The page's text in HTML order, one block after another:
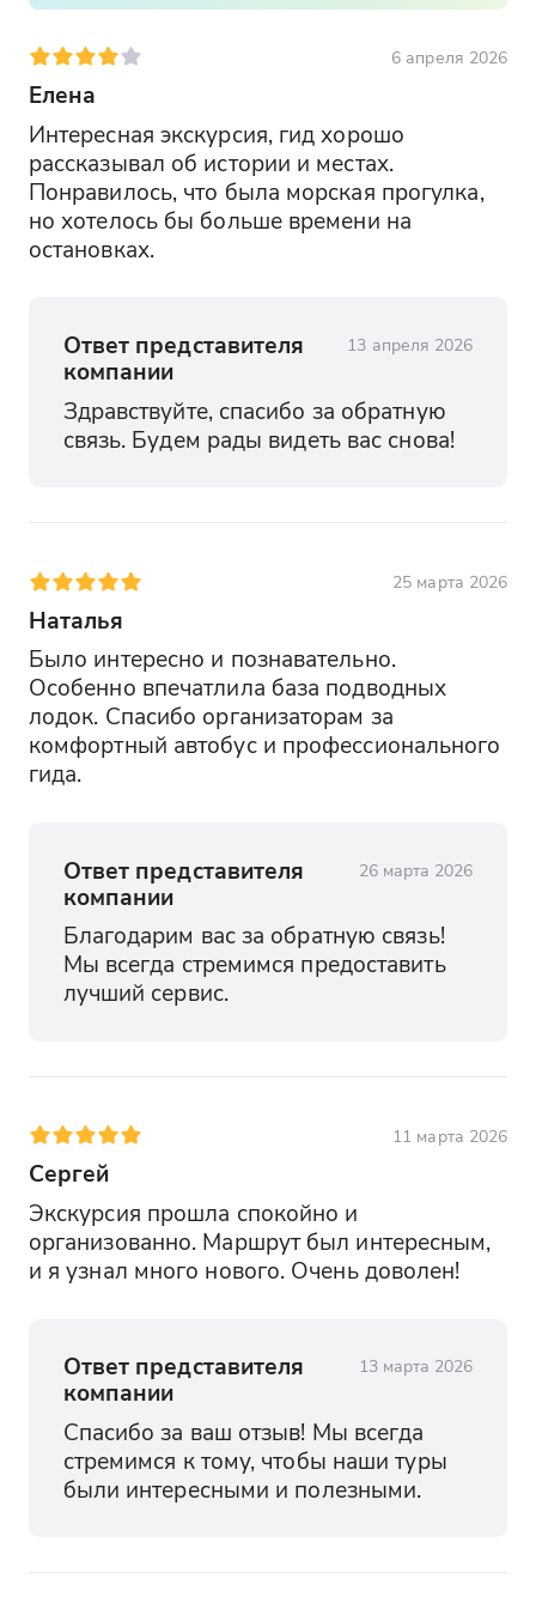
маленького курортного городка и
насладиться прекрасными видами
Музейный комплекс "Балаклава"
(бывшая база подлодок)
Вы посетите уникальный Музейный
подводных лодок. Здесь вы сможете
пройти по подземным тоннелям, узнать
множество интересных фактов из
истории Холодной войны и увидеть
любопытные экспонаты военной
Морская прогулка с купанием
Во время морской прогулки по
Балаклавской бухте с выходом в
открытое море вы увидите ее
уникальную форму с воды и
окружающие живописные скалы. У вас
будет возможность освежиться и
искупаться в чистой воде открытого
моря, насладившись приятным
6 апреля 2026
Елена
Интересная экскурсия, гид хорошо
рассказывал об истории и местах.
Понравилось, что была морская прогулка,
но хотелось бы больше времени на
остановках.
Ответ представителя
компании
13 апреля 2026
Здравствуйте, спасибо за обратную
связь. Будем рады видеть вас снова!
25 марта 2026
Наталья
Было интересно и познавательно.
Особенно впечатлила база подводных
лодок. Спасибо организаторам за
комфортный автобус и профессионального
гида.
Ответ представителя
компании
26 марта 2026
Благодарим вас за обратную связь!
Мы всегда стремимся предоставить
лучший сервис.
11 марта 2026
Сергей
Экскурсия прошла спокойно и
организованно. Маршрут был интересным,
и я узнал много нового. Очень доволен!
Ответ представителя
компании
13 марта 2026
Спасибо за ваш отзыв! Мы всегда
стремимся к тому, чтобы наши туры
были интересными и полезными.